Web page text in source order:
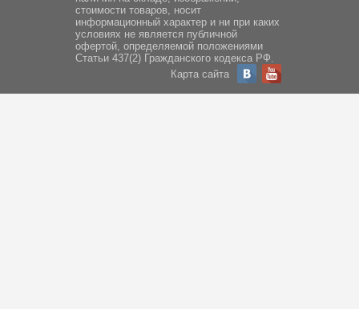
стоимости товаров, носит
информационный характер и ни при каких
условиях не является публичной
офертой, определяемой положениями
Статьи 437(2) Гражданского кодекса РФ.
Карта сайта